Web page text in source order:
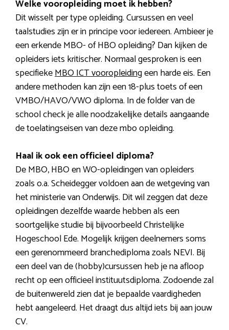
Welke vooropleiding moet ik hebben?
Dit wisselt per type opleiding. Cursussen en veel
taalstudies zijn er in principe voor iedereen. Ambieer je
een erkende MBO- of HBO opleiding? Dan kijken de
opleiders iets kritischer. Normaal gesproken is een
specifiekeMBO ICT vooropleidingeen harde eis. Een
andere methoden kan zijn een 18-plus toets of een
VMBO/HAVO/VWO diploma. In de folder van de
school check je alle noodzakelijke details aangaande
de toelatingseisen van deze mbo opleiding.
Haal ik ook een officieel diploma?
De MBO, HBO en WO-opleidingen van opleiders
zoals o.a. Scheidegger voldoen aan de wetgeving van
het ministerie van Onderwijs. Dit wil zeggen dat deze
opleidingen dezelfde waarde hebben als een
soortgelijke studie bij bijvoorbeeld Christelijke
Hogeschool Ede. Mogelijk krijgen deelnemers soms
een gerenommeerd branchediploma zoals NEVI. Bij
een deel van de (hobby)cursussen heb je na afloop
recht op een officieel instituutsdiploma. Zodoende zal
de buitenwereld zien dat je bepaalde vaardigheden
hebt aangeleerd. Het draagt dus altijd iets bij aan jouw
CV.